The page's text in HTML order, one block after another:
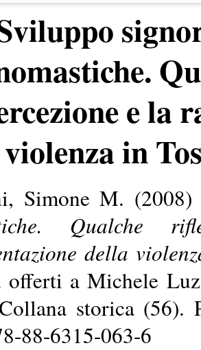
e la
violenza in
Simone M.
Qualche
della
offerti a Michele
storica (56).
88-6315-063-6